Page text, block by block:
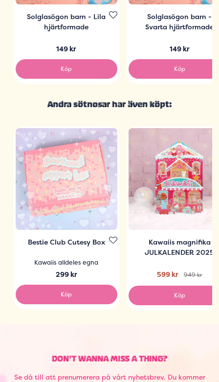
Solglasögon barn - Lila
hjärtformade
149 kr
Köp
Solglasögon barn -
Svarta hjärtformade
149 kr
Köp
Andra sötnosar har även köpt:
Bestie Club Cutesy Box
Kawaiis alldeles egna
299 kr
Köp
Kawaiis magnifika
JULKALENDER 2025
599 kr 949 kr
Köp
DON'T WANNA MISS A THING?
Se då till att prenumerera på vårt nyhetsbrev. Du kommer